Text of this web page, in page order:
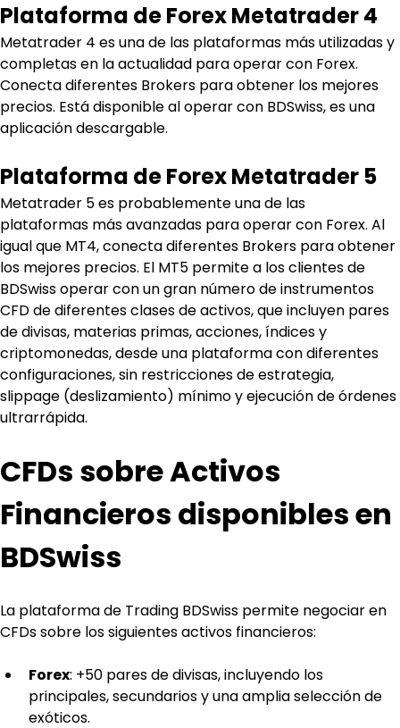
Plataforma de Forex Metatrader 4
Metatrader 4 es una de las plataformas más utilizadas y
completas en la actualidad para operar con Forex.
Conecta diferentes Brokers para obtener los mejores
precios. Está disponible al operar con BDSwiss, es una
aplicación descargable.
Plataforma de Forex Metatrader 5
Metatrader 5 es probablemente una de las
plataformas más avanzadas para operar con Forex. Al
igual que MT4, conecta diferentes Brokers para obtener
los mejores precios. El MT5 permite a los clientes de
BDSwiss operar con un gran número de instrumentos
CFD de diferentes clases de activos, que incluyen pares
de divisas, materias primas, acciones, índices y
criptomonedas, desde una plataforma con diferentes
configuraciones, sin restricciones de estrategia,
slippage (deslizamiento) mínimo y ejecución de órdenes
ultrarrápida.
CFDs sobre Activos
Financieros disponibles en
BDSwiss
La plataforma de Trading BDSwiss permite negociar en
CFDs sobre los siguientes activos financieros:
Forex: +50 pares de divisas, incluyendo los
principales, secundarios y una amplia selección de
exóticos.